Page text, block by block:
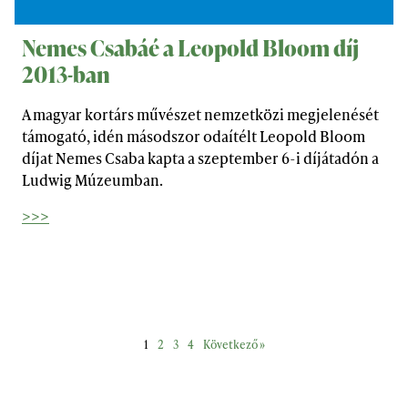
Nemes Csabáé a Leopold Bloom díj
2013-ban
A magyar kortárs művészet nemzetközi megjelenését
támogató, idén másodszor odaítélt Leopold Bloom
díjat Nemes Csaba kapta a szeptember 6-i díjátadón a
Ludwig Múzeumban.
>>>
1 2 3 4 Következő »